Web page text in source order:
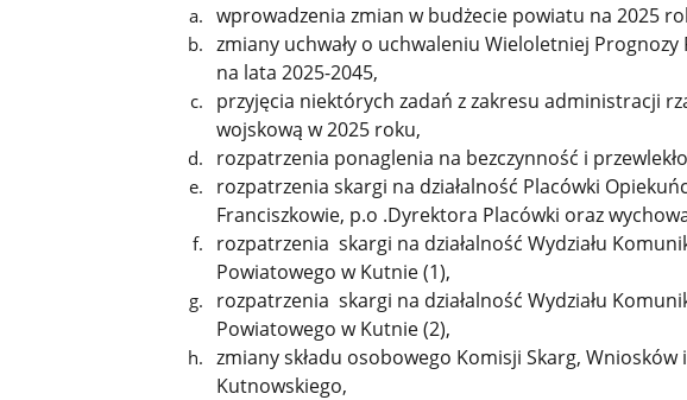
wprowadzenia zmian w budżecie powiatu na 2025
zmiany uchwały o uchwaleniu Wieloletniej
na lata 2025-2045,
przyjęcia niektórych zadań z zakresu administracji
wojskową w 2025 roku,
rozpatrzenia ponaglenia na bezczynność i
rozpatrzenia skargi na działalność Placówki
Franciszkowie, p.o .Dyrektora Placówki oraz
rozpatrzenia skargi na działalność Wydziału
Powiatowego w Kutnie (1),
rozpatrzenia skargi na działalność Wydziału
Powiatowego w Kutnie (2),
zmiany składu osobowego Komisji Skarg, Wniosków
Kutnowskiego,